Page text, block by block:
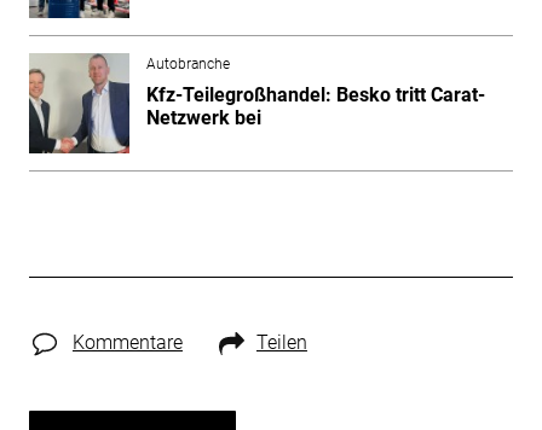
Autobranche
Kfz-Teilegroßhandel: Besko tritt Carat-
Netzwerk bei
Kommentare Teilen